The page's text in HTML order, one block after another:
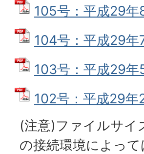
105号：平成29
104号：平成29
103号：平成29
102号：平成29
(注意)ファイルサイ
の接続環境によっ